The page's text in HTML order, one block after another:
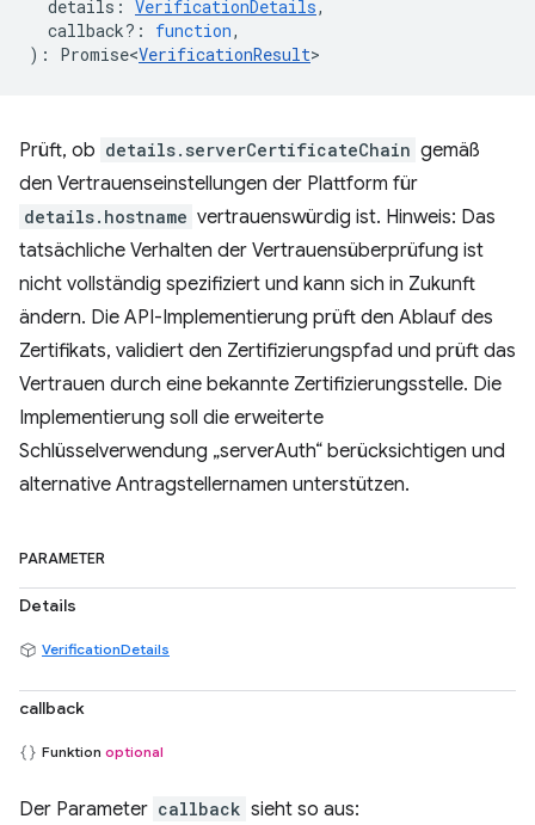
details : VerificationDetails,
callback? : function,
) : Promise<VerificationResult>
Prüft, ob details.serverCertificateChain gemäß
den Vertrauenseinstellungen der Plattform für
details.hostname vertrauenswürdig ist. Hinweis: Das
tatsächliche Verhalten der Vertrauensüberprüfung ist
nicht vollständig spezifiziert und kann sich in Zukunft
ändern. Die API-Implementierung prüft den Ablauf des
Zertifikats, validiert den Zertifizierungspfad und prüft das
Vertrauen durch eine bekannte Zertifizierungsstelle. Die
Implementierung soll die erweiterte
Schlüsselverwendung „serverAuth“ berücksichtigen und
alternative Antragstellernamen unterstützen.
PARAMETER
Details
VerificationDetails
callback
Funktion optional
Der Parameter callback sieht so aus: